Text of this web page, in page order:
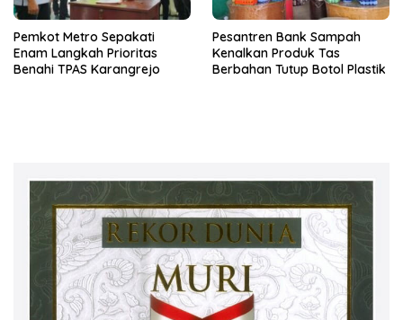
Pemkot Metro Sepakati
Enam Langkah Prioritas
Benahi TPAS Karangrejo
Pesantren Bank Sampah
Kenalkan Produk Tas
Berbahan Tutup Botol Plastik